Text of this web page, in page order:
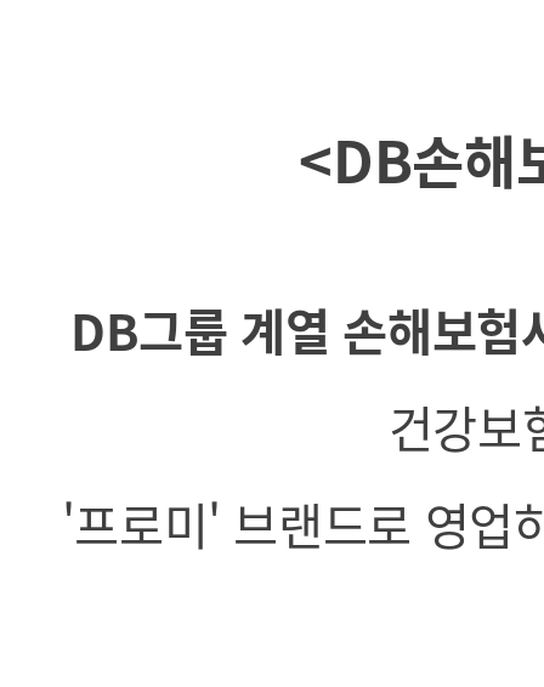
<DB손해
DB그룹 계열 손해보험
건강보
'프로미' 브랜드로 영업